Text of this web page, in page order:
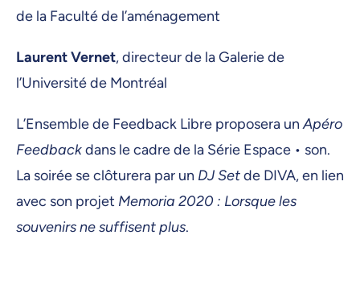
de la Faculté de l’aménagement
Laurent Vernet, directeur de la Galerie de
l’Université de Montréal
L’Ensemble de Feedback Libre proposera unApéro
Feedbackdans le cadre de la Série Espace • son.
La soirée se clôturera par un DJ Setde DIVA, en lien
avec son projet Memoria 2020 : Lorsque les
souvenirs ne suffisent plus.